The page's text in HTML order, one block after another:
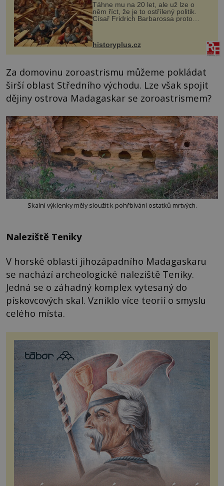
Táhne mu na 20 let, ale už lze o
něm říct, že je to ostřílený politik.
Císař Fridrich Barbarossa proto
posílá svého syna a dědice Jindřicha
VI. do Erfurtu, aby se stal
prostředníkem při řešení sporu m...
historyplus.cz
Za domovinu zoroastrismu můžeme pokládat
širší oblast Středního východu. Lze však spojit
dějiny ostrova Madagaskar se zoroastrismem?
Skalní výklenky měly sloužit k pohřbívání ostatků mrtvých.
Naleziště Teniky
V horské oblasti jihozápadního Madagaskaru
se nachází archeologické naleziště Teniky.
Jedná se o záhadný komplex vytesaný do
pískovcových skal. Vzniklo více teorií o smyslu
celého místa.